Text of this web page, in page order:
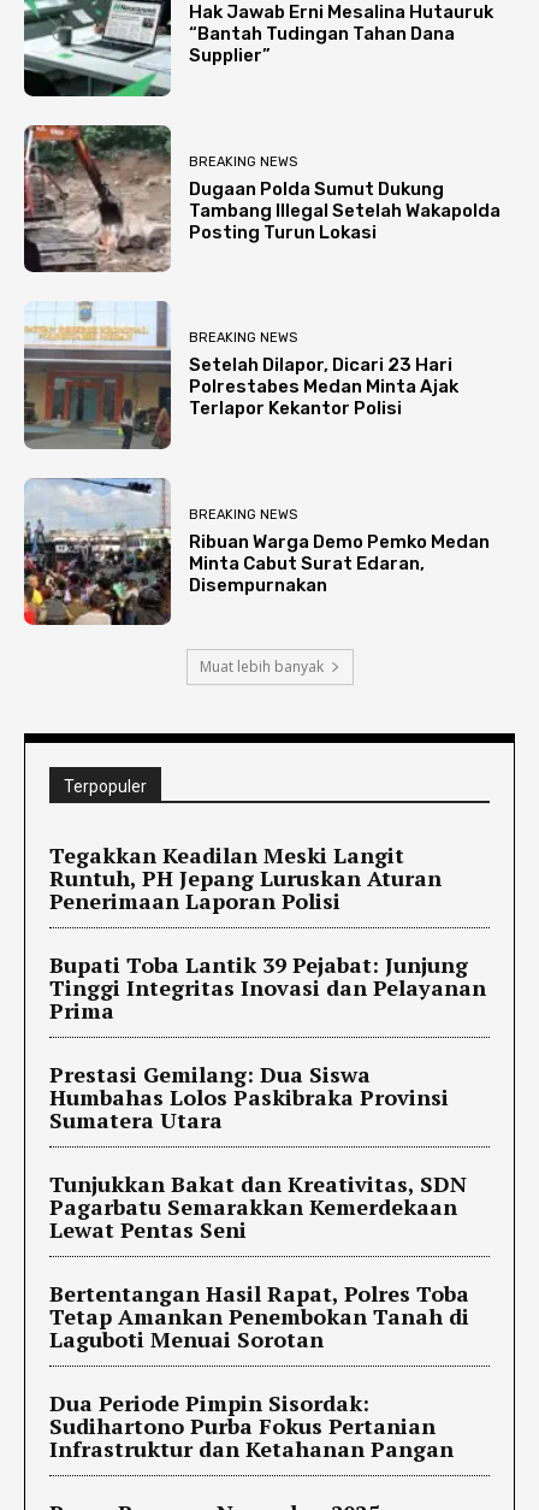
Hak Jawab Erni Mesalina Hutauruk
“Bantah Tudingan Tahan Dana
Supplier”
BREAKING NEWS
Dugaan Polda Sumut Dukung
Tambang Illegal Setelah Wakapolda
Posting Turun Lokasi
BREAKING NEWS
Setelah Dilapor, Dicari 23 Hari
Polrestabes Medan Minta Ajak
Terlapor Kekantor Polisi
BREAKING NEWS
Ribuan Warga Demo Pemko Medan
Minta Cabut Surat Edaran,
Disempurnakan
Muat lebih banyak
Terpopuler
Tegakkan Keadilan Meski Langit
Runtuh, PH Jepang Luruskan Aturan
Penerimaan Laporan Polisi
Bupati Toba Lantik 39 Pejabat: Junjung
Tinggi Integritas Inovasi dan Pelayanan
Prima
Prestasi Gemilang: Dua Siswa
Humbahas Lolos Paskibraka Provinsi
Sumatera Utara
Tunjukkan Bakat dan Kreativitas, SDN
Pagarbatu Semarakkan Kemerdekaan
Lewat Pentas Seni
Bertentangan Hasil Rapat, Polres Toba
Tetap Amankan Penembokan Tanah di
Laguboti Menuai Sorotan
Dua Periode Pimpin Sisordak:
Sudihartono Purba Fokus Pertanian
Infrastruktur dan Ketahanan Pangan